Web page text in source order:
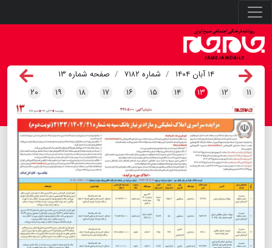
۱۴ آبان ۱۴۰۴ شماره ۷۱۸۲
صفحه شماره ۱۳
۱۱ ۱۲ ۱۳ ۱۴ ۱۵ ۱۶ ۱۷ ۱۸ ۱۹ ۲۰